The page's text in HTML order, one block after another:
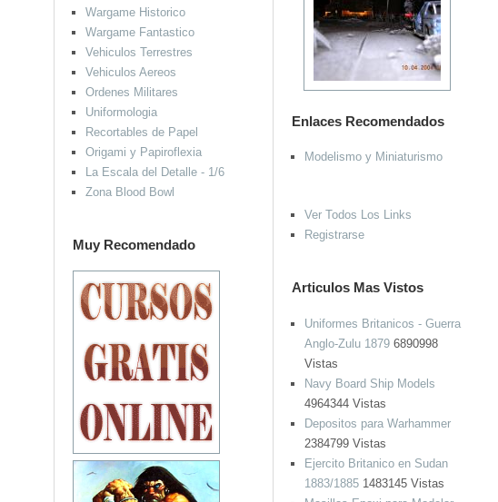
Enlaces Recomendados
Modelismo y Miniaturismo
Ver Todos Los Links
Registrarse
Articulos Mas Vistos
Uniformes Britanicos - Guerra
Anglo-Zulu 18796890998
Vistas
Navy Board Ship Models
4964344 Vistas
Depositos para Warhammer
2384799 Vistas
Ejercito Britanico en Sudan
1883/18851483145 Vistas
Wargame Historico
Wargame Fantastico
Vehiculos Terrestres
Vehiculos Aereos
Ordenes Militares
Uniformologia
Recortables de Papel
Origami y Papiroflexia
La Escala del Detalle - 1/6
Zona Blood Bowl
Muy Recomendado